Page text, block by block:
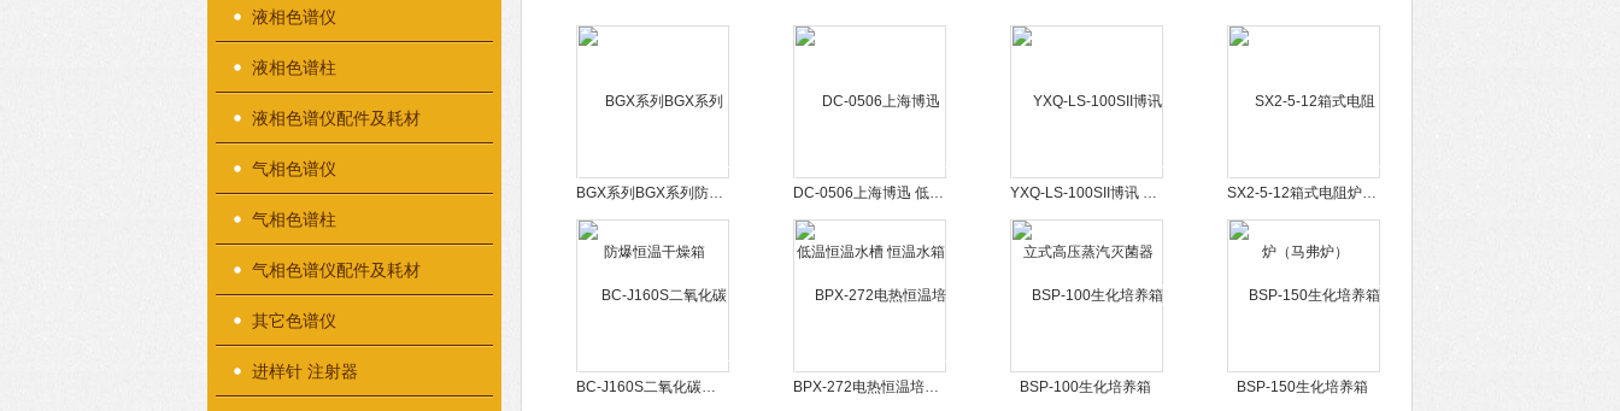
液相色谱仪
液相色谱柱
液相色谱仪配件及耗材
气相色谱仪
气相色谱柱
气相色谱仪配件及耗材
其它色谱仪
进样针 注射器
BGX系列BGX系列防爆恒温干燥箱 DC-0506上海博迅 低温恒温水槽 恒温水箱 YXQ-LS-100SII博讯 立式高压蒸汽灭菌器 SX2-5-12箱式电阻炉（马弗炉）
BC-J160S二氧化碳细胞培养箱 BPX-272电热恒温培养箱 BSP-100生化培养箱 BSP-150生化培养箱